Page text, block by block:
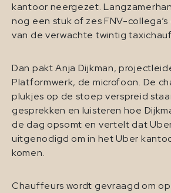
kantoor neergezet.
nog een stuk of zes FNV-collega’s
van de verwachte twintig
Dan pakt Anja Dijkman,
Platformwerk, de microfoon. De
plukjes op de stoep verspreid
gesprekken en luisteren hoe
de dag opsomt en vertelt dat
uitgenodigd om in het Uber
komen.
Chauffeurs wordt gevraagd om